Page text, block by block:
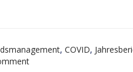
, COVID,
on